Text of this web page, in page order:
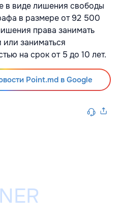
в виде лишения свободы
в размере от 92 500
права занимать
заниматься
на срок от 5 до 10 лет.
Point.md в Google